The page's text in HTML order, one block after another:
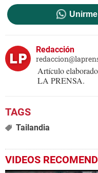
Redacción
Artículo
LA PRENSA.
Tailandia
VIDEOS